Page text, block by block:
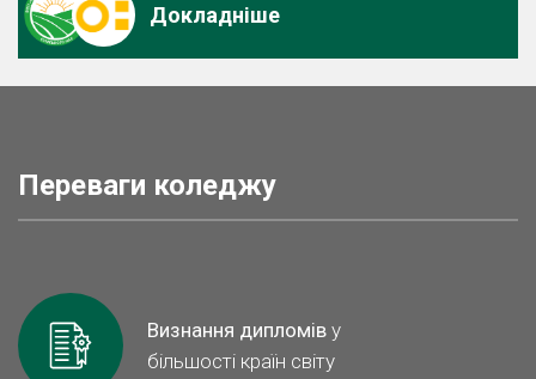
Докладніше
Переваги коледжу
Визнання дипломів у
більшості країн світу